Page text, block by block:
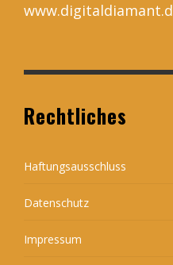
Rechtliches
Haftungsausschluss
Datenschutz
Impressum